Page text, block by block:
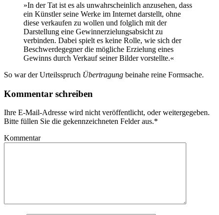
»In der Tat ist es als unwahrscheinlich anzusehen, dass
ein Künstler seine Werke im Internet darstellt, ohne
diese verkaufen zu wollen und folglich mit der
Darstellung eine Gewinnerzielungsabsicht zu
verbinden. Dabei spielt es keine Rolle, wie sich der
Beschwerdegegner die mögliche Erzielung eines
Gewinns durch Verkauf seiner Bilder vorstellte.«
So war der Urteilsspruch Übertragung beinahe reine Formsache.
Kommentar schreiben
Ihre E-Mail-Adresse wird nicht veröffentlicht, oder weitergegeben.
Bitte füllen Sie die gekennzeichneten Felder aus.*
Kommentar